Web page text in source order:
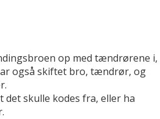
op med tændrørene i,
også skiftet bro, tændrør, og
det skulle kodes fra, eller ha